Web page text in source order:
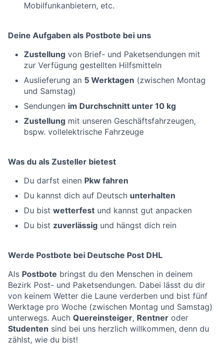
Mobilfunkanbietern, etc.
Deine Aufgaben als Postbote bei uns
Zustellung von Brief- und Paketsendungen mit
zur Verfügung gestellten Hilfsmitteln
Auslieferung an 5 Werktagen (zwischen Montag
und Samstag)
Sendungen im Durchschnitt unter 10 kg
Zustellung mit unseren Geschäftsfahrzeugen,
bspw. vollelektrische Fahrzeuge
Was du als Zusteller bietest
Du darfst einen Pkw fahren
Du kannst dich auf Deutsch unterhalten
Du bist wetterfest und kannst gut anpacken
Du bist zuverlässig und hängst dich rein
Werde Postbote bei Deutsche Post DHL
Als Postbote bringst du den Menschen in deinem
Bezirk Post- und Paketsendungen. Dabei lässt du dir
von keinem Wetter die Laune verderben und bist fünf
Werktage pro Woche (zwischen Montag und Samstag)
unterwegs. Auch Quereinsteiger, Rentner oder
Studenten sind bei uns herzlich willkommen, denn du
zählst, wie du bist!